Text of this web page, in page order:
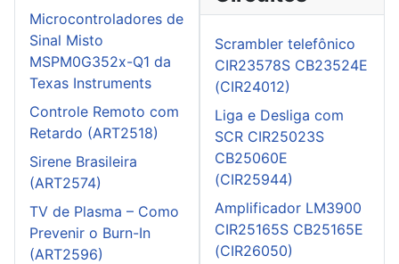
Microcontroladores de
Sinal Misto
MSPM0G352x-Q1 da
Texas Instruments
Controle Remoto com
Retardo (ART2518)
Sirene Brasileira
(ART2574)
TV de Plasma – Como
Prevenir o Burn-In
(ART2596)
Scrambler telefônico
CIR23578S CB23524E
(CIR24012)
Liga e Desliga com
SCR CIR25023S
CB25060E
(CIR25944)
Amplificador LM3900
CIR25165S CB25165E
(CIR26050)